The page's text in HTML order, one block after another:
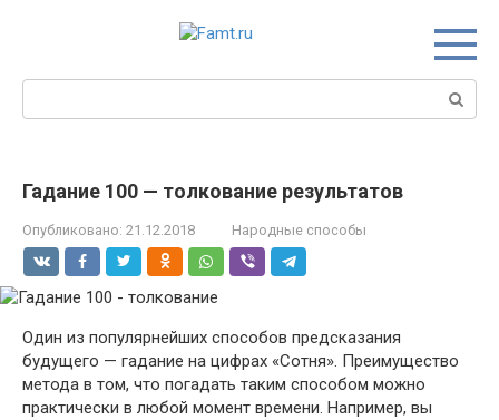
Гадание 100 — толкование результатов
Опубликовано: 21.12.2018 Народные способы
Один из популярнейших способов предсказания
будущего — гадание на цифрах «Сотня». Преимущество
метода в том, что погадать таким способом можно
практически в любой момент времени. Например, вы